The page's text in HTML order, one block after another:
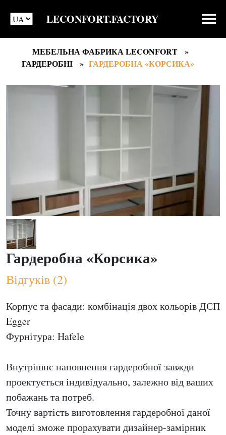
LECONFORT.FACTORY
МЕБЕЛЬНА ФАБРИКА LECONFORT
ГАРДЕРОБНІ
ГАРДЕРОБНА «КОРСИКА»
Гардеробна «Корсика»
Відгуків (2)
Корпус та фасади: комбінація двох кольорів ДСП
Egger
Фурнітура: Hafele
Внутрішнє наповнення гардеробної завжди
проектується індивідуально, залежно від ваших
побажань та потреб.
Точну вартість виготовлення гардеробної даної
моделі зможе прорахувати дизайнер-замірник